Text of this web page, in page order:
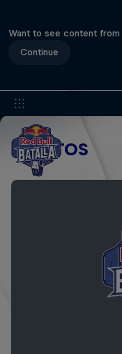
Want to see content
Continue
EVENTOS